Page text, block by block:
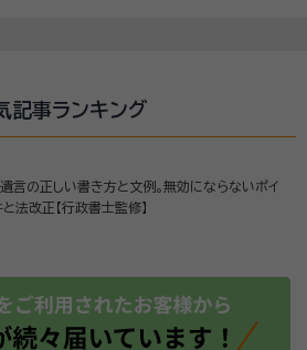
記事ランキング
言の正しい書き方と文例。無効にならないポイ
と法改正【行政書士監修】